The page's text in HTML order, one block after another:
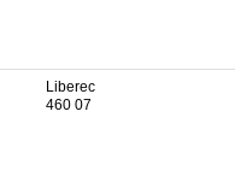
Liberec
460 07